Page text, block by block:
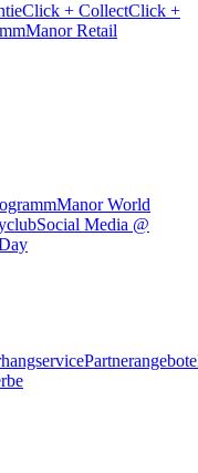
Click + CollectClick +
Manor Retail
Manor World
Social Media @
Partnerangebote